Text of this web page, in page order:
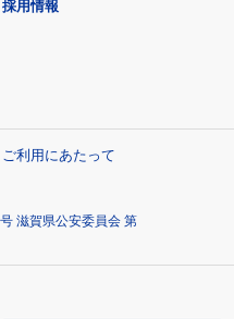
採用情報
ご利用にあたって
滋賀県公安委員会 第